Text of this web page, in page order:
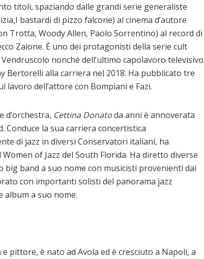
titoli, spaziando dalle grandi serie generaliste
bastardi di pizzo falcone) al cinema d’autore
Trotta, Woody Allen, Paolo Sorrentino) al record di
Zalone. È uno dei protagonisti della serie cult
nonché dell’ultimo capolavoro televisivo
Bertorelli alla carriera nel 2018. Ha pubblicato tre
lavoro dell’attore con Bompiani e Fazi.
d’orchestra, Cettina Donatoda anni è annoverata
la sua carriera concertistica
di jazz in diversi Conservatori italiani, ha
of Jazz del South Florida. Ha diretto diverse
band a suo nome con musicisti provenienti dai
con importanti solisti del panorama jazz
album a suo nome.
pittore, è nato ad Avola ed è cresciuto a Napoli, a